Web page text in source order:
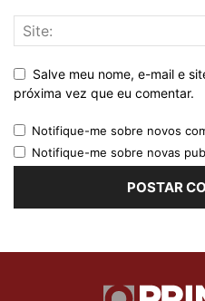
Salve meu nome, e-mail e
próxima vez que eu comentar.
Notifique-me sobre novos
Notifique-me sobre novas